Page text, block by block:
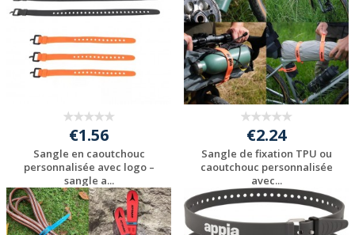
€1.56
Sangle en caoutchouc
personnalisée avec logo –
sangle a...
Personnaliser avec
votre logo
€2.24
Sangle de fixation TPU ou
caoutchouc personnalisée
avec...
Personnaliser avec
votre logo